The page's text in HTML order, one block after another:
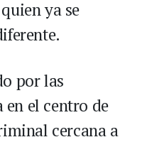
ya se
por las
el centro de
cercana a